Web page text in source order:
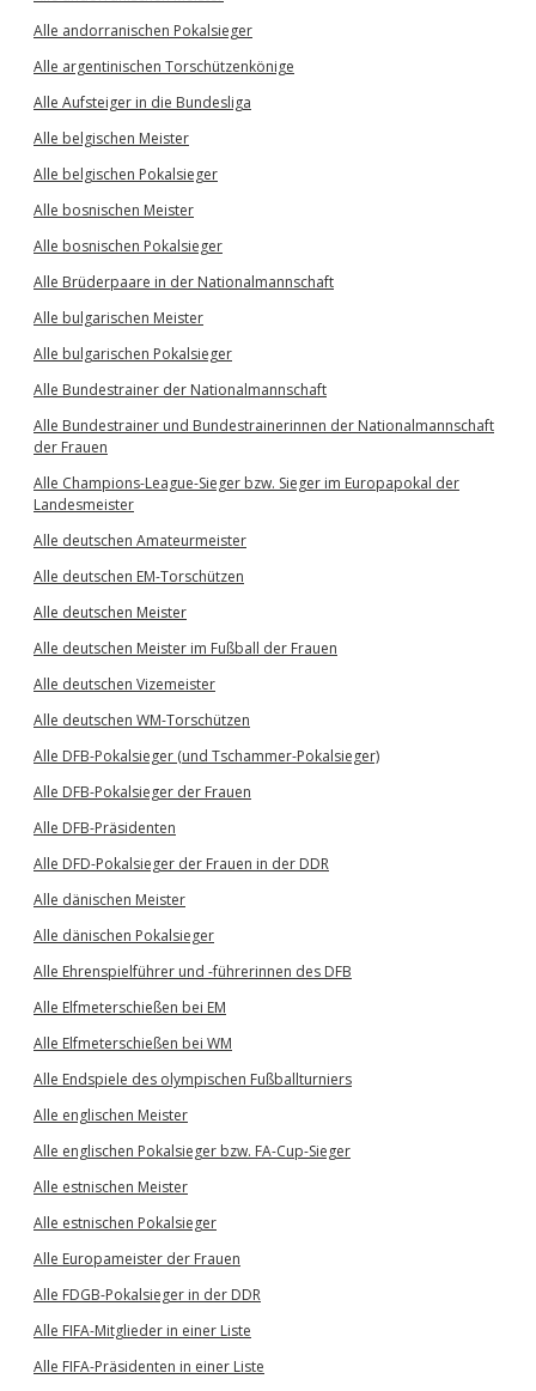
Alle andorranischen Pokalsieger
Alle argentinischen Torschützenkönige
Alle Aufsteiger in die Bundesliga
Alle belgischen Meister
Alle belgischen Pokalsieger
Alle bosnischen Meister
Alle bosnischen Pokalsieger
Alle Brüderpaare in der Nationalmannschaft
Alle bulgarischen Meister
Alle bulgarischen Pokalsieger
Alle Bundestrainer der Nationalmannschaft
Alle Bundestrainer und Bundestrainerinnen der Nationalmannschaft
der Frauen
Alle Champions-League-Sieger bzw. Sieger im Europapokal der
Landesmeister
Alle deutschen Amateurmeister
Alle deutschen EM-Torschützen
Alle deutschen Meister
Alle deutschen Meister im Fußball der Frauen
Alle deutschen Vizemeister
Alle deutschen WM-Torschützen
Alle DFB-Pokalsieger (und Tschammer-Pokalsieger)
Alle DFB-Pokalsieger der Frauen
Alle DFB-Präsidenten
Alle DFD-Pokalsieger der Frauen in der DDR
Alle dänischen Meister
Alle dänischen Pokalsieger
Alle Ehrenspielführer und -führerinnen des DFB
Alle Elfmeterschießen bei EM
Alle Elfmeterschießen bei WM
Alle Endspiele des olympischen Fußballturniers
Alle englischen Meister
Alle englischen Pokalsieger bzw. FA-Cup-Sieger
Alle estnischen Meister
Alle estnischen Pokalsieger
Alle Europameister der Frauen
Alle FDGB-Pokalsieger in der DDR
Alle FIFA-Mitglieder in einer Liste
Alle FIFA-Präsidenten in einer Liste